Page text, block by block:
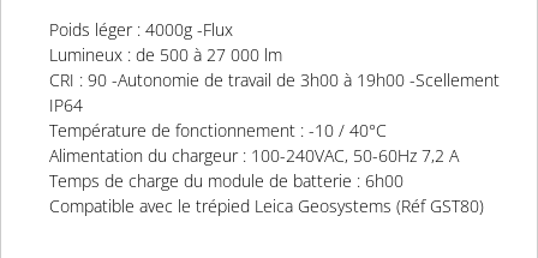
Poids léger : 4000g -Flux
Lumineux : de 500 à 27 000 lm
CRI : 90 -Autonomie de travail de 3h00 à 19h00 -Scellement
IP64
Température de fonctionnement : -10 / 40°C
Alimentation du chargeur : 100-240VAC, 50-60Hz 7,2 A
Temps de charge du module de batterie : 6h00
Compatible avec le trépied Leica Geosystems (Réf GST80)